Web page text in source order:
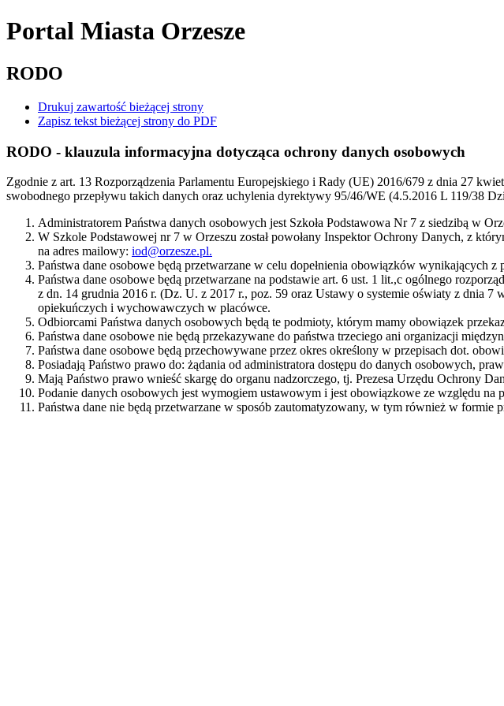
Portal Miasta Orzesze
RODO
Drukuj zawartość bieżącej strony
Zapisz tekst bieżącej strony do PDF
RODO - klauzula informacyjna dotycząca ochrony danych osobowych
Zgodnie z art. 13 Rozporządzenia Parlamentu Europejskiego i Rady (UE) 2016/679 z dnia 27
swobodnego przepływu takich danych oraz uchylenia dyrektywy 95/46/WE (4.5.2016 L 119/38
Administratorem Państwa danych osobowych jest Szkoła Podstawowa Nr 7 z siedzibą w
W Szkole Podstawowej nr 7 w Orzeszu został powołany Inspektor Ochrony Danych, z
na adres mailowy: iod@orzesze.pl.
Państwa dane osobowe będą przetwarzane w celu dopełnienia obowiązków wynikających z
Państwa dane osobowe będą przetwarzane na podstawie art. 6 ust. 1 lit.,c ogólnego
z dn. 14 grudnia 2016 r. (Dz. U. z 2017 r., poz. 59 oraz Ustawy o systemie oświaty z dnia
opiekuńczych i wychowawczych w placówce.
Odbiorcami Państwa danych osobowych będą te podmioty, którym mamy obowiązek
Państwa dane osobowe nie będą przekazywane do państwa trzeciego ani organizacji
Państwa dane osobowe będą przechowywane przez okres określony w przepisach dot.
Posiadają Państwo prawo do: żądania od administratora dostępu do danych osobowych,
Mają Państwo prawo wnieść skargę do organu nadzorczego, tj. Prezesa Urzędu Ochrony
Podanie danych osobowych jest wymogiem ustawowym i jest obowiązkowe ze względu na
Państwa dane nie będą przetwarzane w sposób zautomatyzowany, w tym również w formie